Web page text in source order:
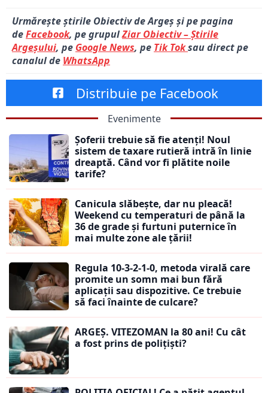
Urmărește știrile Obiectiv de Argeș și pe pagina
deFacebook, pe grupulZiar Obiectiv – Știrile
Argeșului, pe Google News, pe Tik Toksau direct pe
canalul de WhatsApp
Distribuie pe Facebook
Evenimente
Șoferii trebuie să fie atenți! Noul
sistem de taxare rutieră intră în linie
dreaptă. Când vor fi plătite noile
tarife?
Canicula slăbește, dar nu pleacă!
Weekend cu temperaturi de până la
36 de grade și furtuni puternice în
mai multe zone ale țării!
Regula 10-3-2-1-0, metoda virală care
promite un somn mai bun fără
aplicații sau dispozitive. Ce trebuie
să faci înainte de culcare?
ARGEȘ. VITEZOMAN la 80 ani! Cu cât
a fost prins de polițiști?